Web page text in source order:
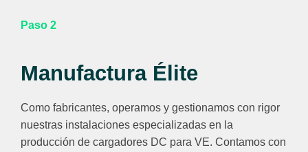
Paso 2
Manufactura Élite
Como fabricantes, operamos y gestionamos con rigor
nuestras instalaciones especializadas en la
producción de cargadores DC para VE. Contamos con